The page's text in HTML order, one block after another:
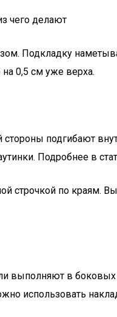
чего делают
Подкладку
0,5 см уже верха.
подгибают
Подробнее в
по краям.
выполняют в
использовать